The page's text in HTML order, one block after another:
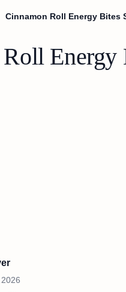
Cinnamon Roll Energy Bites
Energy